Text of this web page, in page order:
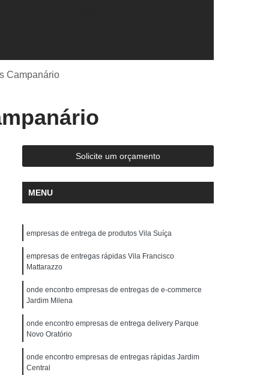
Transportadora
Entrega Rápida de Medicamentos
Medicamentos
Entrega Rápida Moto
Remédio
Entrega Rápida
de Medicamentos
Motoboy para Reconhecer Firma
Motoboy Que Faz Entrega
Serviço de Entrega com Fiorino
Serviço de Entrega de Encomendas
Serviço de Entrega de Motoboy
Serviço de Entrega Encomendas
Fiorino
Serviço de Entrega Motoboy
Campanário
Solicite um orçamento
MENU
empresas de entrega de produtos Vila Suíça
empresas de entregas rápidas Vila Francisco
Mattarazzo
onde encontro empresas de entregas de e-commerce
Jardim Milena
onde encontro empresas de entrega delivery Parque
Novo Oratório
onde encontro empresas de entregas rápidas Jardim
Central